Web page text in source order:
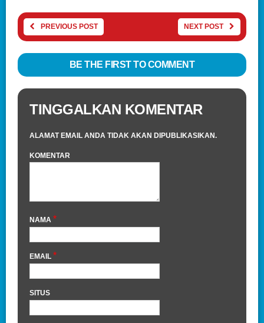
PREVIOUS POST NEXT POST
BE THE FIRST TO COMMENT
TINGGALKAN KOMENTAR
ALAMAT EMAIL ANDA TIDAK AKAN DIPUBLIKASIKAN.
KOMENTAR
NAMA *
EMAIL *
SITUS